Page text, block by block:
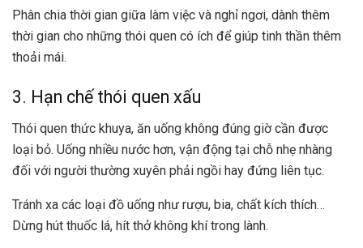
Phân chia thời gian giữa làm việc và nghỉ ngơi, dành thêm
thời gian cho những thói quen có ích để giúp tinh thần thêm
thoải mái.
3. Hạn chế thói quen xấu
Thói quen thức khuya, ăn uống không đúng giờ cần được
loại bỏ. Uống nhiều nước hơn, vận động tại chỗ nhẹ nhàng
đối với người thường xuyên phải ngồi hay đứng liên tục.
Tránh xa các loại đồ uống như rượu, bia, chất kích thích…
Dừng hút thuốc lá, hít thở không khí trong lành.